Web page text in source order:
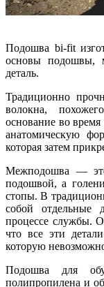
Подошва bi-fit
основы подошвы,
деталь.
Традиционно
волокна,
основание во время
анатомическую
которая затем
Межподошва —
подошвой, а
стопы. В
собой отдельные
процессе службы.
что все эти
которую
Подошва для
полипропилена и